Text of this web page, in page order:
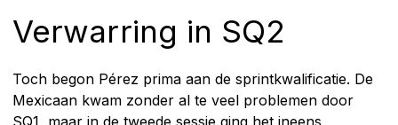
Verwarring in SQ2
Toch begon Pérez prima aan de sprintkwalificatie. De
Mexicaan kwam zonder al te veel problemen door
SQ1, maar in de tweede sessie ging het ineens